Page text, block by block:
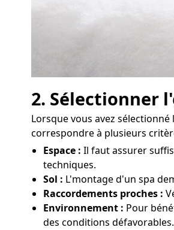
2. Sélectionner
Lorsque vous avez
correspondre à plusieurs
Espace : Il faut assurer
techniques.
Sol : L'montage d'un spa
Raccordements proches :
Environnement : Pour
des conditions défavorables.